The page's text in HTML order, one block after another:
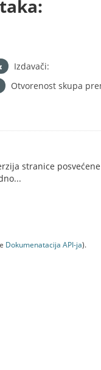
Izdavači:
Otvorenost skupa
stranice
Dokumenаtаcijа API-jа).